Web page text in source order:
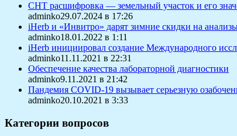
СНТ расшифровка — земельный участок и его
adminko29.07.2024 в 17:26
iHerb и «Инвитро» дарят зимние скидки на
adminko18.01.2022 в 1:11
iHerb инициировал создание Международного
adminko11.11.2021 в 22:31
Обеспечение качества лабораторной диагностики
adminko9.11.2021 в 21:42
Пандемия COVID-19 вызывает серьезную
adminko20.10.2021 в 3:33
Категории вопросов